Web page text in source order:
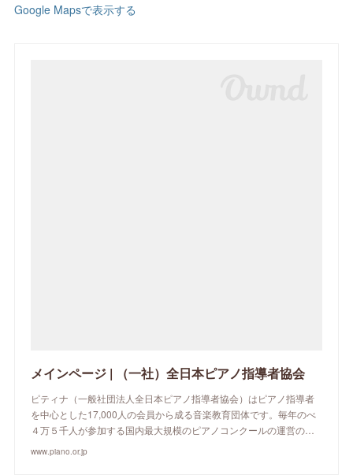
Google Mapsで表示する
メインページ | （一社）全日本ピアノ指導者協会
ピティナ（一般社団法人全日本ピアノ指導者協会）はピアノ指導者
を中心とした17,000人の会員から成る音楽教育団体です。毎年のべ
４万５千人が参加する国内最大規模のピアノコンクールの運営の…
www.piano.or.jp